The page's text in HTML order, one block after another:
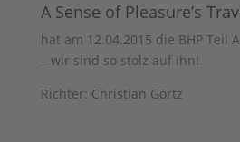
A Sense of Pleasure’s
hat am 12.04.2015 die BHP Teil
– wir sind so stolz auf ihn!
Richter: Christian Görtz